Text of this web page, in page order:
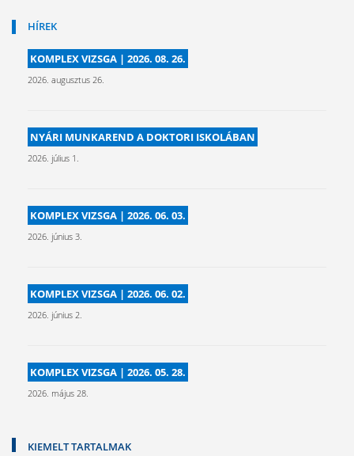
HÍREK
KOMPLEX VIZSGA | 2026. 08. 26.
2026. augusztus 26.
NYÁRI MUNKAREND A DOKTORI ISKOLÁBAN
2026. július 1.
KOMPLEX VIZSGA | 2026. 06. 03.
2026. június 3.
KOMPLEX VIZSGA | 2026. 06. 02.
2026. június 2.
KOMPLEX VIZSGA | 2026. 05. 28.
2026. május 28.
KIEMELT TARTALMAK